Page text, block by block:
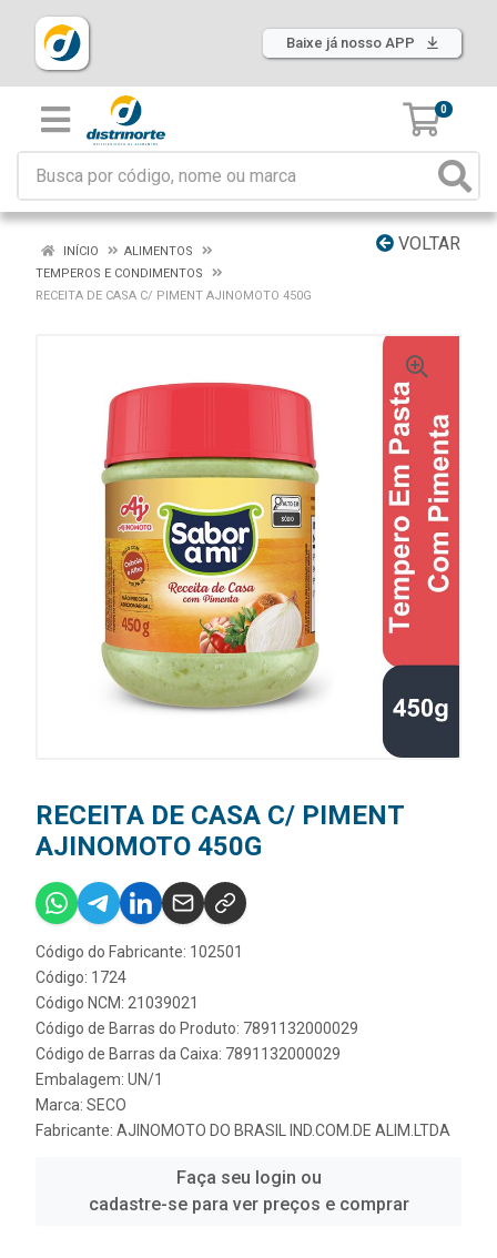
Baixe já nosso APP
0
VOLTAR
INÍCIO
ALIMENTOS
TEMPEROS E CONDIMENTOS
RECEITA DE CASA C/ PIMENT AJINOMOTO 450G
RECEITA DE CASA C/ PIMENT
AJINOMOTO 450G
Código do Fabricante: 102501
Código: 1724
Código NCM: 21039021
Código de Barras do Produto: 7891132000029
Código de Barras da Caixa: 7891132000029
Embalagem: UN/1
Marca: SECO
Fabricante: AJINOMOTO DO BRASIL IND.COM.DE ALIM.LTDA
Faça seu login ou
cadastre-se para ver preços e comprar